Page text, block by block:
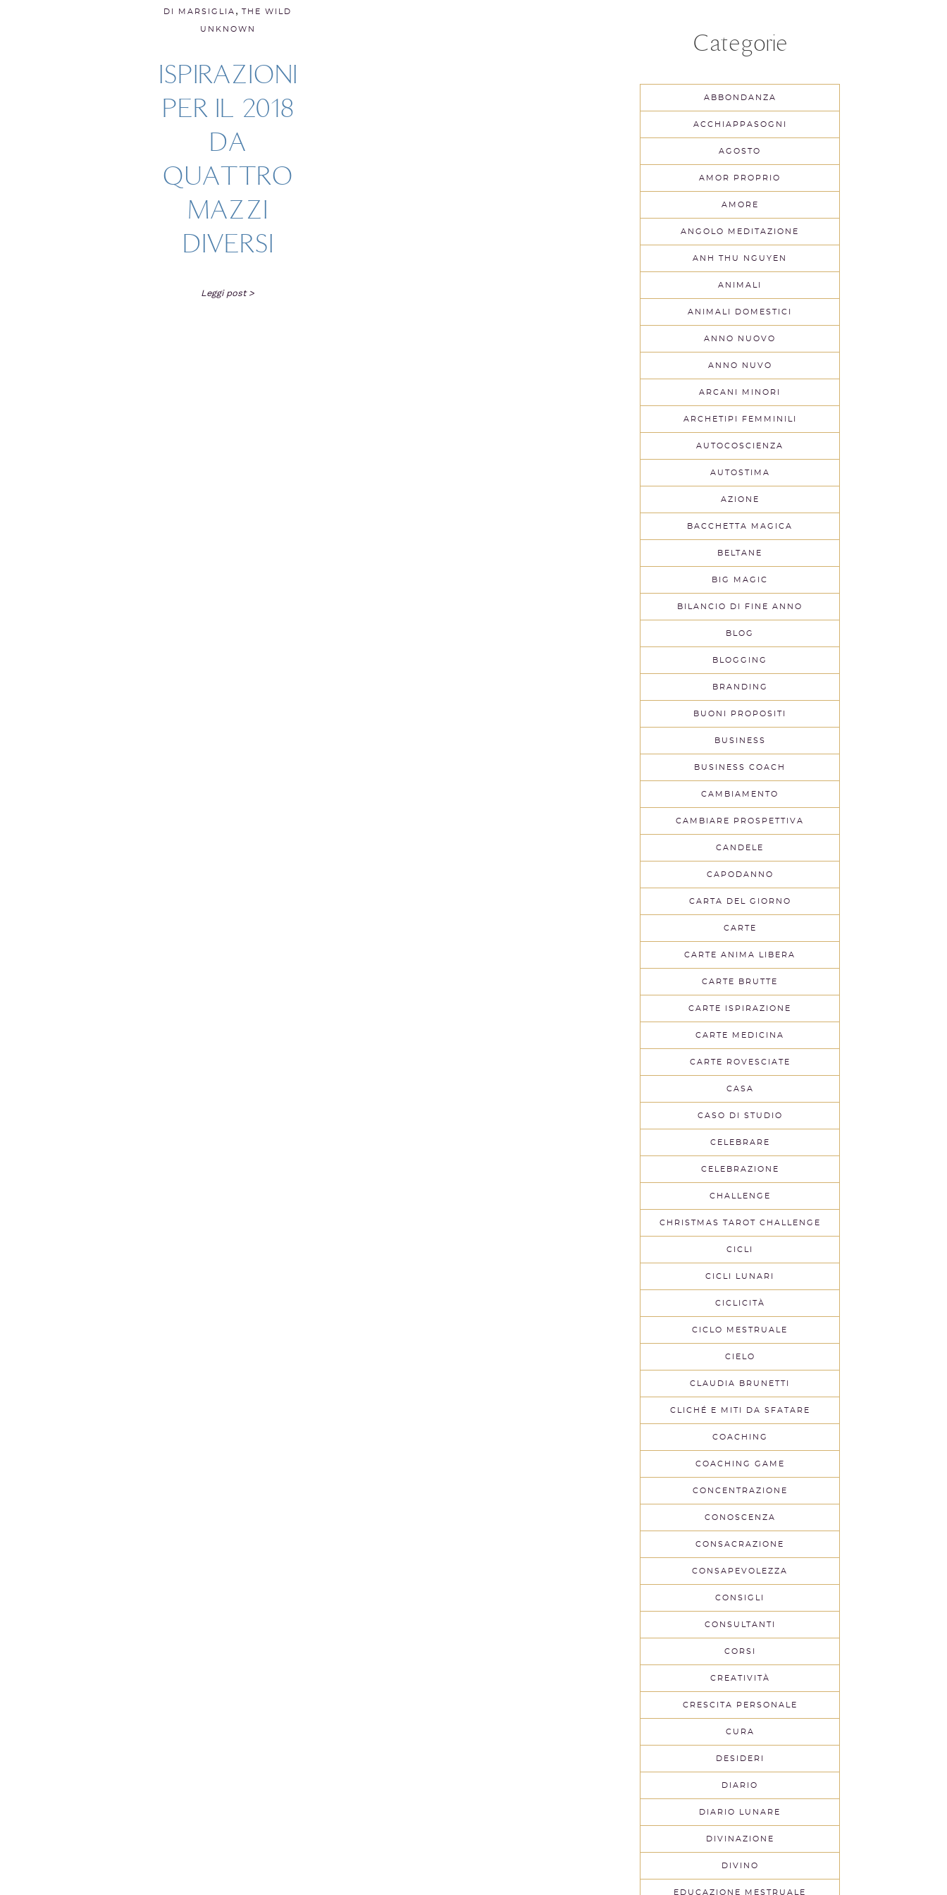
DI MARSIGLIA , THE WILD
UNKNOWN
ISPIRAZIONI
PER IL 2018
DA
QUATTRO
MAZZI
DIVERSI
Leggi post >
Categorie
ABBONDANZA
ACCHIAPPASOGNI
AGOSTO
AMOR PROPRIO
AMORE
ANGOLO MEDITAZIONE
ANH THU NGUYEN
ANIMALI
ANIMALI DOMESTICI
ANNO NUOVO
ANNO NUVO
ARCANI MINORI
ARCHETIPI FEMMINILI
AUTOCOSCIENZA
AUTOSTIMA
AZIONE
BACCHETTA MAGICA
BELTANE
BIG MAGIC
BILANCIO DI FINE ANNO
BLOG
BLOGGING
BRANDING
BUONI PROPOSITI
BUSINESS
BUSINESS COACH
CAMBIAMENTO
CAMBIARE PROSPETTIVA
CANDELE
CAPODANNO
CARTA DEL GIORNO
CARTE
CARTE ANIMA LIBERA
CARTE BRUTTE
CARTE ISPIRAZIONE
CARTE MEDICINA
CARTE ROVESCIATE
CASA
CASO DI STUDIO
CELEBRARE
CELEBRAZIONE
CHALLENGE
CHRISTMAS TAROT CHALLENGE
CICLI
CICLI LUNARI
CICLICITÀ
CICLO MESTRUALE
CIELO
CLAUDIA BRUNETTI
CLICHÉ E MITI DA SFATARE
COACHING
COACHING GAME
CONCENTRAZIONE
CONOSCENZA
CONSACRAZIONE
CONSAPEVOLEZZA
CONSIGLI
CONSULTANTI
CORSI
CREATIVITÀ
CRESCITA PERSONALE
CURA
DESIDERI
DIARIO
DIARIO LUNARE
DIVINAZIONE
DIVINO
EDUCAZIONE MESTRUALE